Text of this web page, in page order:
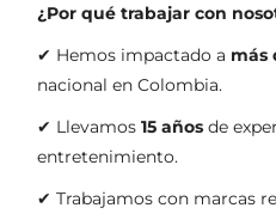
¿Por qué trabajar con
✔ Hemos impactado a más
nacional en Colombia.
✔ Llevamos 15 años de
entretenimiento.
✔ Trabajamos con marcas